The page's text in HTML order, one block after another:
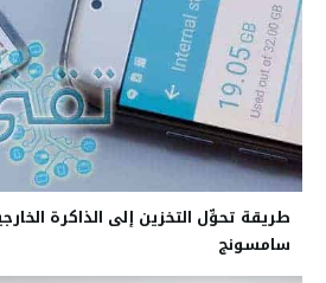
طريقة تحوِّل التخزين إلى الذاكرة
سامسونج